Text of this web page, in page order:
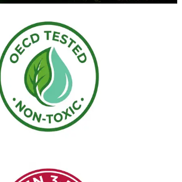
Validado: Los
Demuestran la Seguridad
Sallus Fire Retardant
independientes bajo las normas
201, 202, 207 y 208 certifican que Sallus
para las plantas, el suelo y el agua.